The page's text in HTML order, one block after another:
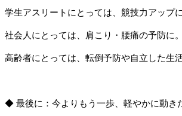
学生アスリートにとっては、競技力アップに
社会人にとっては、肩こり・腰痛の予防に。
高齢者にとっては、転倒予防や自立した生活
◆ 最後に：今よりもう一歩、軽やかに動き